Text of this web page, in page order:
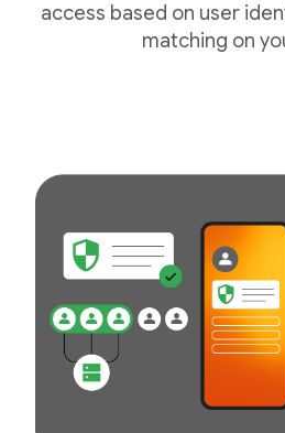
access based on user
matching on